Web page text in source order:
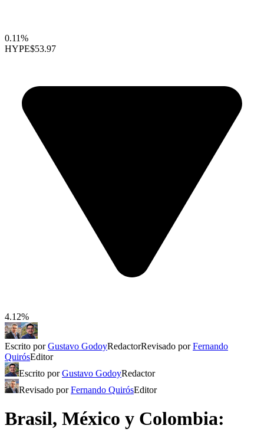
0.11%
HYPE$53.97
4.12%
Escrito porGustavo GodoyRedactorRevisado porFernando
QuirósEditor
Escrito porGustavo GodoyRedactor
Revisado porFernando QuirósEditor
Brasil, México y Colombia: